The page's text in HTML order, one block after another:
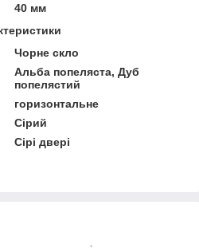
40 мм
Чорне скло
Альба попеляста, Дуб
попелястий
горизонтальне
Сірий
Сірі двері